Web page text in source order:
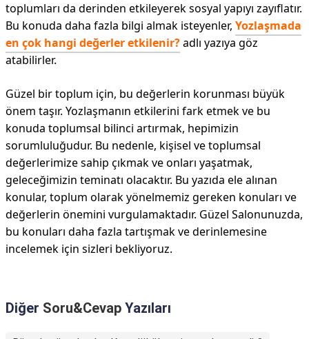
toplumları da derinden etkileyerek sosyal yapıyı zayıflatır.
Bu konuda daha fazla bilgi almak isteyenler, Yozlaşmada
en çok hangi değerler etkilenir?adlı yazıya göz
atabilirler.
Güzel bir toplum için, bu değerlerin korunması büyük
önem taşır. Yozlaşmanın etkilerini fark etmek ve bu
konuda toplumsal bilinci artırmak, hepimizin
sorumluluğudur. Bu nedenle, kişisel ve toplumsal
değerlerimize sahip çıkmak ve onları yaşatmak,
geleceğimizin teminatı olacaktır. Bu yazıda ele alınan
konular, toplum olarak yönelmemiz gereken konuları ve
değerlerin önemini vurgulamaktadır. Güzel Salonunuzda,
bu konuları daha fazla tartışmak ve derinlemesine
incelemek için sizleri bekliyoruz.
Diğer Soru&Cevap Yazıları